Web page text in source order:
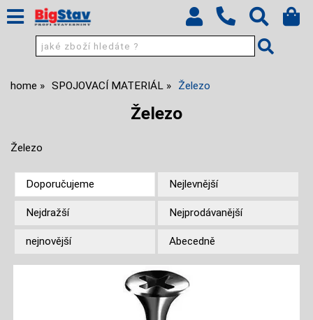
home SPOJOVACÍ MATERIÁL Železo
Železo
Železo
Doporučujeme Nejlevnější
Nejdražší Nejprodávanější
nejnovější Abecedně